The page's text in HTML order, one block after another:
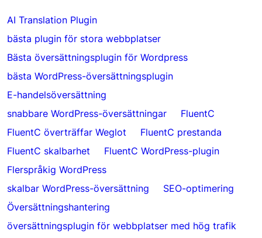
AI Translation Plugin
bästa plugin för stora webbplatser
Bästa översättningsplugin för Wordpress
bästa WordPress-översättningsplugin
E-handelsöversättning
snabbare WordPress-översättningar
FluentC
FluentC överträffar Weglot
FluentC prestanda
FluentC skalbarhet
FluentC WordPress-plugin
Flerspråkig WordPress
skalbar WordPress-översättning
SEO-optimering
Översättningshantering
översättningsplugin för webbplatser med hög trafik